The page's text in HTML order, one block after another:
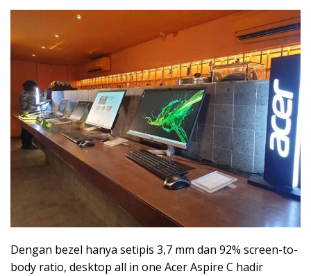
Dengan bezel hanya setipis 3,7 mm dan 92% screen-to-
body ratio, desktop all in one Acer Aspire C hadir